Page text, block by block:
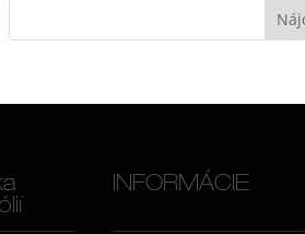
INFORMÁCIE